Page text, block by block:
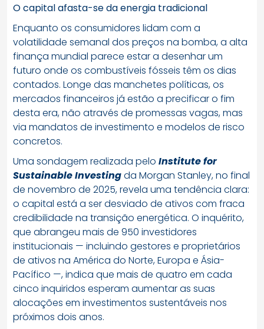
O capital afasta-se da energia tradicional
Enquanto os consumidores lidam com a
volatilidade semanal dos preços na bomba, a alta
finança mundial parece estar a desenhar um
futuro onde os combustíveis fósseis têm os dias
contados. Longe das manchetes políticas, os
mercados financeiros já estão a precificar o fim
desta era, não através de promessas vagas, mas
via mandatos de investimento e modelos de risco
concretos.
Uma sondagem realizada pelo Institute for
Sustainable Investingda Morgan Stanley, no final
de novembro de 2025, revela uma tendência clara:
o capital está a ser desviado de ativos com fraca
credibilidade na transição energética. O inquérito,
que abrangeu mais de 950 investidores
institucionais — incluindo gestores e proprietários
de ativos na América do Norte, Europa e Ásia-
Pacífico —, indica que mais de quatro em cada
cinco inquiridos esperam aumentar as suas
alocações em investimentos sustentáveis nos
próximos dois anos.